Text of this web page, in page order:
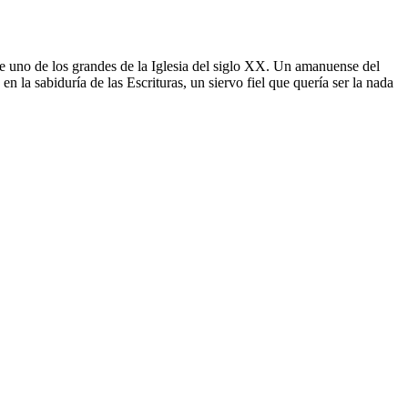
de los grandes de la Iglesia del siglo XX. Un amanuense del
la sabiduría de las Escrituras, un siervo fiel que quería ser la nada